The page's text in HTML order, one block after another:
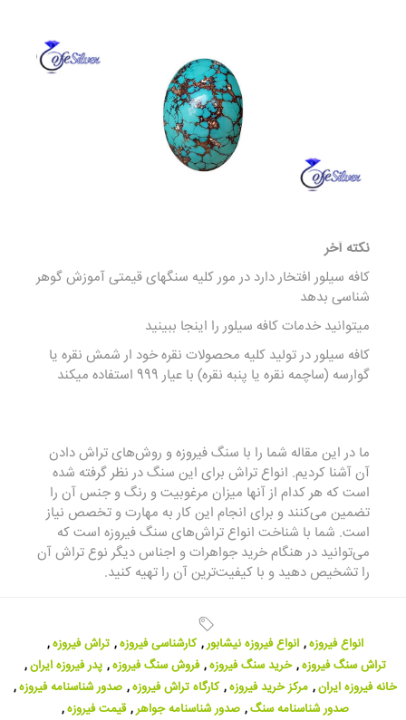
نکته آخر
کافه سیلور افتخار دارد در مور کلیه سنگهای قیمتی آموزش گوهر
شناسی بدهد
میتوانید خدمات کافه سیلور را اینجا ببینید
کافه سیلور در تولید کلیه محصولات نقره خود ار شمش نقره یا
گوارسه (ساچمه نقره یا پنبه نقره) با عیار 999 استفاده میکند
ما در این مقاله شما را با سنگ فیروزه و روش‌های تراش دادن
آن آشنا کردیم. انواع تراش برای این سنگ در نظر گرفته شده
است که هر کدام از آنها میزان مرغوبیت و رنگ و جنس آن را
تضمین می‌کنند و برای انجام این کار به مهارت و تخصص نیاز
است. شما با شناخت انواع تراش‌های سنگ فیروزه است که
می‌توانید در هنگام خرید جواهرات و اجناس دیگر نوع تراش آن
را تشخیص دهید و با کیفیت‌ترین آن را تهیه کنید.
انواع فیروزه, انواع فیروزه نیشابور, کارشناسی فیروزه, تراش فیروزه,
تراش سنگ فیروزه, خرید سنگ فیروزه, فروش سنگ فیروزه, پدر فیروزه ایران,
خانه فیروزه ایران, مرکز خرید فیروزه, کارگاه تراش فیروزه, صدور شناسنامه فیروزه,
صدور شناسنامه سنگ, صدور شناسنامه جواهر , قیمت فیروزه,